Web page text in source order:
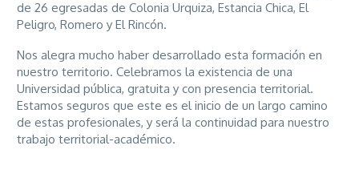
de 26 egresadas de Colonia Urquiza, Estancia Chica, El
Peligro, Romero y El Rincón.
Nos alegra mucho haber desarrollado esta formación en
nuestro territorio. Celebramos la existencia de una
Universidad pública, gratuita y con presencia territorial.
Estamos seguros que este es el inicio de un largo camino
de estas profesionales, y será la continuidad para nuestro
trabajo territorial-académico.